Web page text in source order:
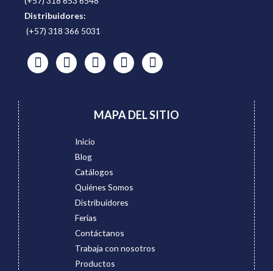
Distribuidores:
(+57) 318 366 5031
MAPA DEL SITIO
Inicio
Blog
Catálogos
Quiénes Somos
Distribuidores
Ferias
Contáctanos
Trabaja con nosotros
Productos